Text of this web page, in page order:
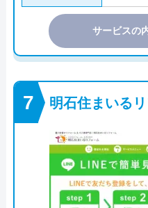
サービスの
明石住まいる